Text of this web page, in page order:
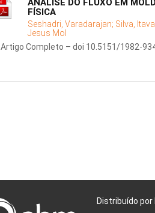
ANÁLISE DO FLUXO EM
FÍSICA
Seshadri, Varadarajan; Silva,
Jesus Mol
Artigo Completo – doi 10.5151/1982-
Distribuído